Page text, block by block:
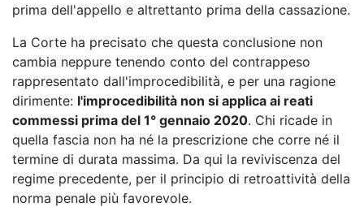
prima dell'appello e altrettanto prima della cassazione.
La Corte ha precisato che questa conclusione non
cambia neppure tenendo conto del contrappeso
rappresentato dall'improcedibilità, e per una ragione
dirimente: l'improcedibilità non si applica ai reati
commessi prima del 1° gennaio 2020. Chi ricade in
quella fascia non ha né la prescrizione che corre né il
termine di durata massima. Da qui la reviviscenza del
regime precedente, per il principio di retroattività della
norma penale più favorevole.